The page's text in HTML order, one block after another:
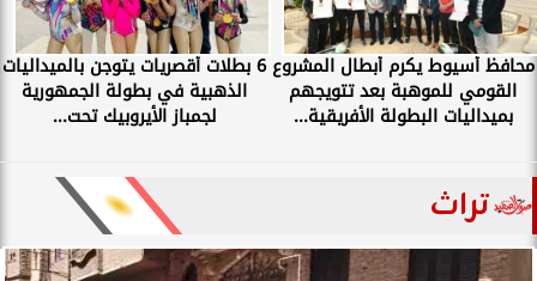
محافظ أسيوط يكرم أبطال المشروع
القومي للموهبة بعد تتويجهم
بميداليات البطولة الأفريقية...
6 بطلات أقصريات يتوجن بالميداليات
الذهبية في بطولة الجمهورية
لجمباز الأيروبيك تحت...
تراث